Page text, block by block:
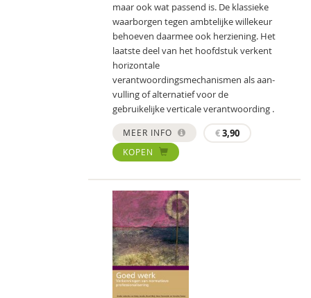
maar ook wat passend is. De klassieke
waarborgen tegen ambtelijke willekeur
behoeven daarmee ook herziening. Het
laatste deel van het hoofdstuk verkent
horizontale
verantwoordingsmechanismen als aan-
vulling of alternatief voor de
gebruikelijke verticale verantwoording .
MEER INFO €3,90
KOPEN